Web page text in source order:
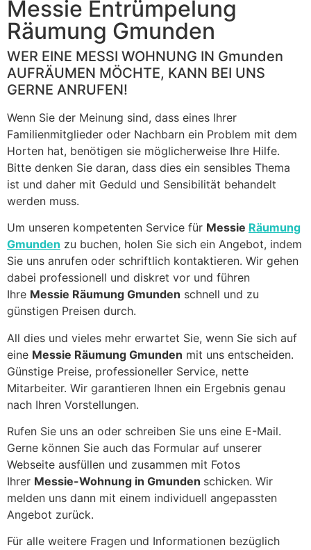
Messie Entrümpelung
Räumung Gmunden
WER EINE MESSI WOHNUNG IN Gmunden
AUFRÄUMEN MÖCHTE, KANN BEI UNS
GERNE ANRUFEN!
Wenn Sie der Meinung sind, dass eines Ihrer
Familienmitglieder oder Nachbarn ein Problem mit dem
Horten hat, benötigen sie möglicherweise Ihre Hilfe.
Bitte denken Sie daran, dass dies ein sensibles Thema
ist und daher mit Geduld und Sensibilität behandelt
werden muss.
Um unseren kompetenten Service für Messie Räumung
Gmunden zu buchen, holen Sie sich ein Angebot, indem
Sie uns anrufen oder schriftlich kontaktieren. Wir gehen
dabei professionell und diskret vor und führen
Ihre Messie Räumung Gmunden schnell und zu
günstigen Preisen durch.
All dies und vieles mehr erwartet Sie, wenn Sie sich auf
eine Messie Räumung Gmunden mit uns entscheiden.
Günstige Preise, professioneller Service, nette
Mitarbeiter. Wir garantieren Ihnen ein Ergebnis genau
nach Ihren Vorstellungen.
Rufen Sie uns an oder schreiben Sie uns eine E-Mail.
Gerne können Sie auch das Formular auf unserer
Webseite ausfüllen und zusammen mit Fotos
Ihrer Messie-Wohnung in Gmunden schicken. Wir
melden uns dann mit einem individuell angepassten
Angebot zurück.
Für alle weitere Fragen und Informationen bezüglich